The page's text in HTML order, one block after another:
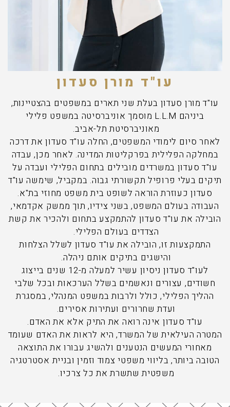
עו"ד מורן סעדון
עו"ד מורן סעדון בעלת שני תארים במשפטים בהצטיינות,
ביניהם L.L.M מוסמך אוניברסיטה במשפט פלילי
מאוניברסיטת תל-אביב.
לאחר סיום לימודי המשפטים, החלה עו"ד סעדון את דרכה
במחלקה הפלילית בפרקליטות המדינה. לאחר מכן, עבדה
עו"ד סעדון במשרדים מובילים בתחום הפלילי ועבדה על
תיקים בעלי פרופיל תקשורתי גבוה. במקביל, שימשה עו"ד
סעדון כעוזרת הוראה לשופט בית משפט מחוזי בת"א.
העבודה בעולם המשפט, בשני צידיו, תוך ממשק אקדמאי,
הובילה את עו"ד סעדון להתמקצע בתחום ולהכיר את קשת
הצדדים בעולם הפלילי.
התמקצעות זו, הובילה את עו"ד סעדון לשלל הצלחות
והישגים בתיקים אותם ניהלה.
לעו"ד סעדון ניסיון עשיר למעלה מ-12 שנים בייצוג
חשודים, עצורים ונאשמים בשלל הערכאות ובכל שלבי
ההליך הפלילי, כולל ולרבות במשפט המנהלי, במסגרת
ועדת שחרורים ועתירות אסירים.
עו"ד סעדון אינה רואה את התיק אלא את האדם.
המטרה העילאית של המשרד, היא לראות את האדם שעומד
מאחורי המעשים הנטענים ולהשיג עבורו את התוצאה
הטובה ביותר, בליווי משפטי צמוד וזמין ובניית אסטרטגיה
משפטית שתשרת את כל צרכיו.